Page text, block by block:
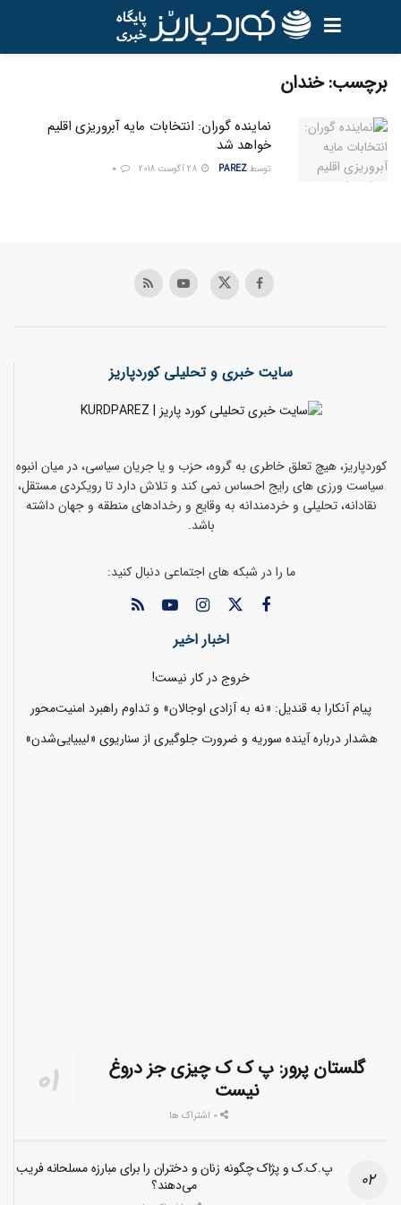
برچسب:خندان
نماینده گوران: انتخابات مایه آبروریزی اقلیم
خواهد شد
توسط PAREZ
سایت خبری و تحلیلی کوردپاریز
کوردپاریز، هیچ تعلق خاطری به گروه، حزب و یا جریان سیاسی، در میان انبوه
سیاست ورزی های رایج احساس نمی کند و تلاش دارد تا رویکردی مستقل،
نقادانه، تحلیلی و خردمندانه به وقایع و رخدادهای منطقه و جهان داشته
باشد.
ما را در شبکه های اجتماعی دنبال کنید:
اخبار اخیر
خروج در کار نیست!
پیام آنکارا به قندیل: «نه به آزادی اوجالان» و تداوم راهبرد امنیت‌محور
هشدار درباره آینده سوریه و ضرورت جلوگیری از سناریوی «لیبیایی‌شدن»
گلستان پرور: پ ک ک چیزی جز دروغ
نیست
پ.ک.ک و پژاک چگونه زنان و دختران را برای مبارزه مسلحانه فریب
می‌دهند؟